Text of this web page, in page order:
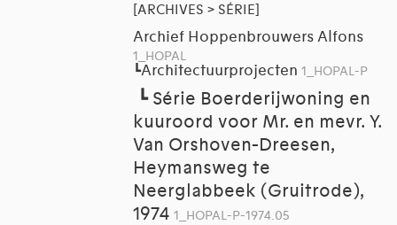
[ARCHIVES > SÉRIE]
Archief Hoppenbrouwers Alfons
1_HOPAL
┗Architectuurprojecten 1_HOPAL-P
┗ Série Boerderijwoning en
kuuroord voor Mr. en mevr. Y.
Van Orshoven-Dreesen,
Heymansweg te
Neerglabbeek (Gruitrode),
1974 1_HOPAL-P-1974.05